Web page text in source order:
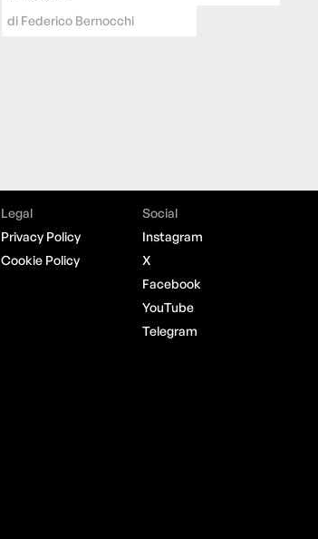
di Federico Bernocchi
Legal
Privacy Policy
Cookie Policy
Social
Instagram
X
Facebook
YouTube
Telegram